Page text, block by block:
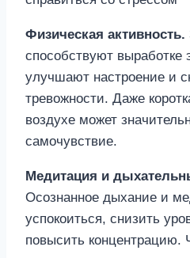
Физическая активность.
способствуют выработке
улучшают настроение и
тревожности. Даже
воздухе может
самочувствие.
Медитация и
Осознанное дыхание и
успокоиться, снизить
повысить концентрацию.